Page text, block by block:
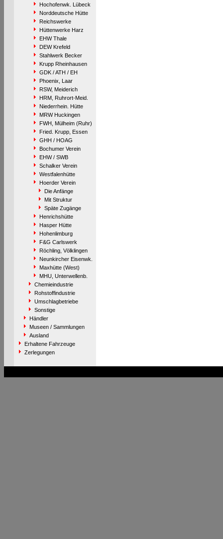
Hochofenwk. Lübeck
Norddeutsche Hütte
Reichswerke
Hüttenwerke Harz
EHW Thale
DEW Krefeld
Stahlwerk Becker
Krupp Rheinhausen
GDK / ATH / EH
Phoenix, Laar
RSW, Meiderich
HRM, Ruhrort-Meid.
Niederrhein. Hütte
MRW Huckingen
FWH, Mülheim (Ruhr)
Fried. Krupp, Essen
GHH / HOAG
Bochumer Verein
EHW / SWB
Schalker Verein
Westfalenhütte
Hoerder Verein
Die Anfänge
Mit Struktur
Späte Zugänge
Henrichshütte
Hasper Hütte
Hohenlimburg
F&G Carlswerk
Röchling, Völklingen
Neunkircher Eisenwk.
Maxhütte (West)
MHU, Unterwellenb.
Chemieindustrie
Rohstoffindustrie
Umschlagbetriebe
Sonstige
Händler
Museen / Sammlungen
Ausland
Erhaltene Fahrzeuge
Zerlegungen